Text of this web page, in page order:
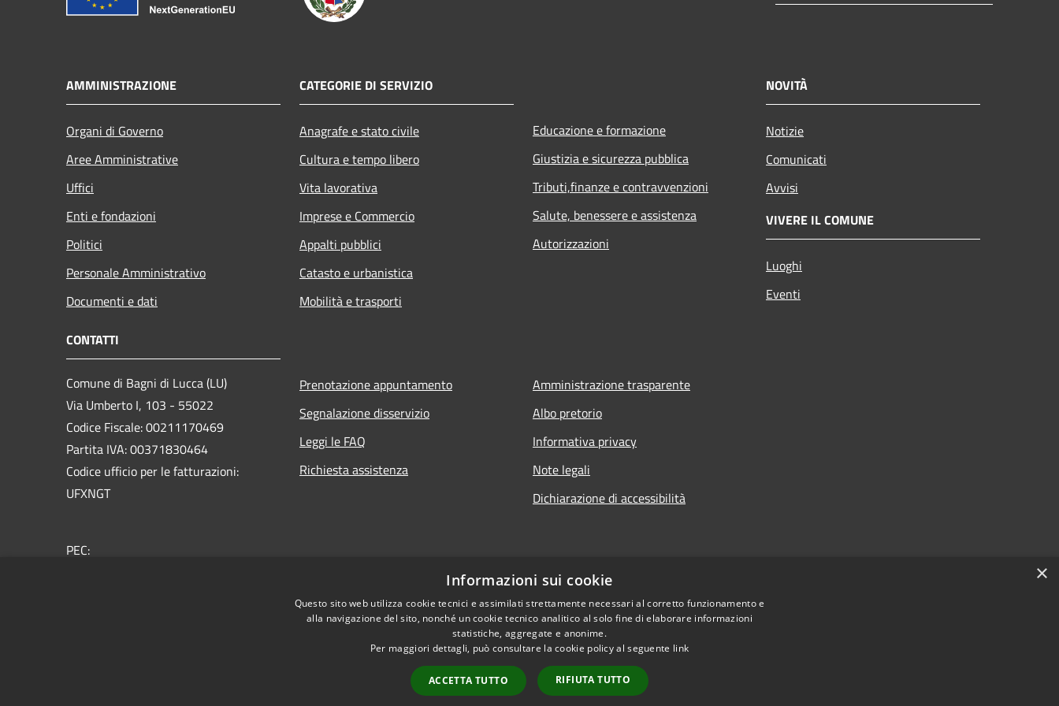
AMMINISTRAZIONE
Organi di Governo
Aree Amministrative
Uffici
Enti e fondazioni
Politici
Personale Amministrativo
Documenti e dati
CATEGORIE DI SERVIZIO
Anagrafe e stato civile
Cultura e tempo libero
Vita lavorativa
Imprese e Commercio
Appalti pubblici
Catasto e urbanistica
Mobilità e trasporti
Educazione e formazione
Giustizia e sicurezza pubblica
Tributi,finanze e contravvenzioni
Salute, benessere e assistenza
Autorizzazioni
NOVITÀ
Notizie
Comunicati
Avvisi
VIVERE IL COMUNE
Luoghi
Eventi
CONTATTI
Comune di Bagni di Lucca (LU)
Via Umberto I, 103 - 55022
Codice Fiscale: 00211170469
Partita IVA: 00371830464
Codice ufficio per le fatturazioni:
UFXNGT
PEC:
Prenotazione appuntamento
Segnalazione disservizio
Leggi le FAQ
Richiesta assistenza
Amministrazione trasparente
Albo pretorio
Informativa privacy
Note legali
Dichiarazione di accessibilità
Copyright © 2026 • Comune di Bagni di Lucca • Powered by
×
Informazioni sui cookie
Questo sito web utilizza cookie tecnici e assimilati strettamente necessari al corretto funzionamento e
alla navigazione del sito, nonché un cookie tecnico analitico al solo fine di elaborare informazioni
statistiche, aggregate e anonime.
Per maggiori dettagli, può consultare la cookie policy al seguente link
ACCETTA TUTTO RIFIUTA TUTTO